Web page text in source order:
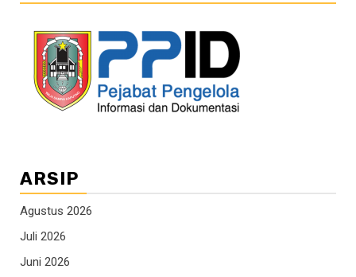
ARSIP
Agustus 2026
Juli 2026
Juni 2026